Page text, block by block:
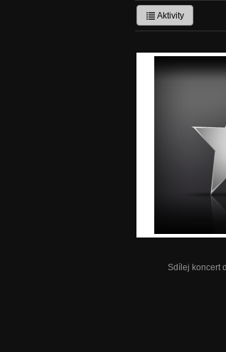
Aktivity
Sdílej koncert